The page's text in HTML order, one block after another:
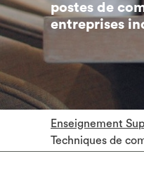
postes de
entreprises
Enseignement
Techniques de